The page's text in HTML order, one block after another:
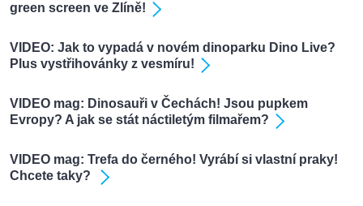
green screen ve Zlíně!
VIDEO: Jak to vypadá v novém dinoparku Dino Live?
Plus vystřihovánky z vesmíru!
VIDEO mag: Dinosauři v Čechách! Jsou pupkem
Evropy? A jak se stát náctiletým filmařem?
VIDEO mag: Trefa do černého! Vyrábí si vlastní praky!
Chcete taky?